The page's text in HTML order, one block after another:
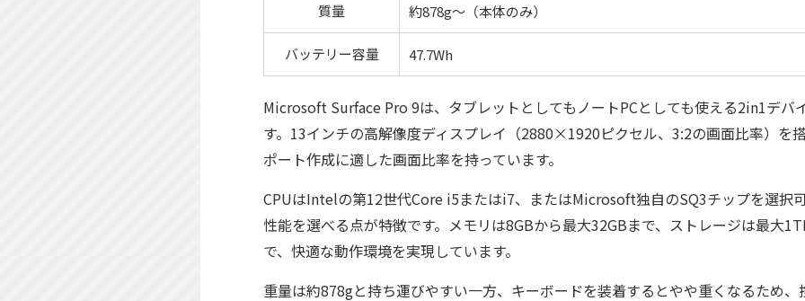
質量 約878g～（本体のみ）
バッテリー容量 47.7Wh
Microsoft Surface Pro 9は、タブレットとしてもノートPCとしても使える2in1デバ
す。13インチの高解像度ディスプレイ（2880×1920ピクセル、3:2の画面比率）を
ポート作成に適した画面比率を持っています。
CPUはIntelの第12世代Core i5またはi7、またはMicrosoft独自のSQ3チップを選択
性能を選べる点が特徴です。メモリは8GBから最大32GBまで、ストレージは最大
で、快適な動作環境を実現しています。
重量は約878gと持ち運びやすい一方、キーボードを装着するとやや重くなるため